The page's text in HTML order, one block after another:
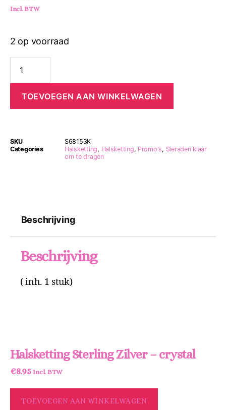
Incl. BTW
2 op voorraad
TOEVOEGEN AAN WINKELWAGEN
SKU
S68153K
Categories
Halsketting, Halsketting, Promo's, Sieraden klaar
om te dragen
Halsketting Sterling Zilver – crystal
€8.95 Incl. BTW
TOEVOEGEN AAN WINKELWAGEN
Beschrijving
Beschrijving
( inh. 1 stuk)